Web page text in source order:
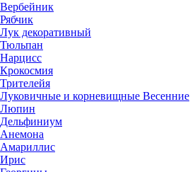
Вербейник
Рябчик
Лук декоративный
Тюльпан
Нарцисс
Крокосмия
Трителейя
Луковичные и корневищные Весенние
Люпин
Дельфиниум
Анемона
Амариллис
Ирис